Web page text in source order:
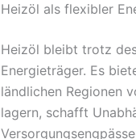
Heizöl als flexibler
Heizöl bleibt trotz
Energieträger. Es
ländlichen Regionen
lagern, schafft